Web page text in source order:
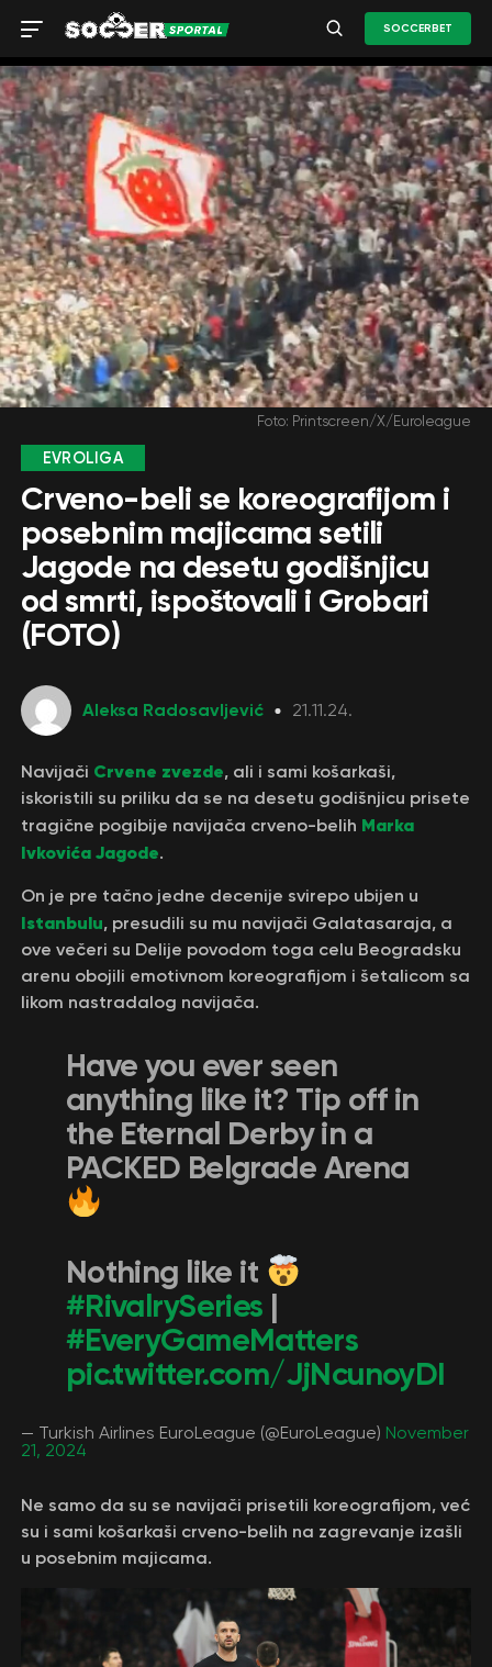
SOCCERBET
Foto: Printscreen/X/Euroleague
EVROLIGA
Crveno-beli se koreografijom i
posebnim majicama setili
Jagode na desetu godišnjicu
od smrti, ispoštovali i Grobari
(FOTO)
Aleksa Radosavljević 21.11.24.
Navijači Crvene zvezde, ali i sami košarkaši,
iskoristili su priliku da se na desetu godišnjicu prisete
tragične pogibije navijača crveno-belih Marka
Ivkovića Jagode.
On je pre tačno jedne decenije svirepo ubijen u
Istanbulu, presudili su mu navijači Galatasaraja, a
ove večeri su Delije povodom toga celu Beogradsku
arenu obojili emotivnom koreografijom i šetalicom sa
likom nastradalog navijača.
Have you ever seen
anything like it? Tip off in
the Eternal Derby in a
PACKED Belgrade Arena
Nothing like it
#RivalrySeries |
#EveryGameMatters
pic.twitter.com/JjNcunoyDI
— Turkish Airlines EuroLeague (@EuroLeague) November
21, 2024
Ne samo da su se navijači prisetili koreografijom, već
su i sami košarkaši crveno-belih na zagrevanje izašli
u posebnim majicama.